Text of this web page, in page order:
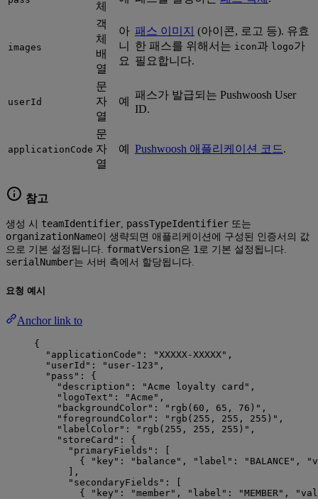
체
images
객
체
배
열
아
니
요
패스 이미지 (아이콘, 로고 등). 유효
한 패스를 위해서는 icon과 logo가
필요합니다.
userId
문
자
열
예
패스가 발급되는 Pushwoosh User
ID.
applicationCode
문
자
열
예 Pushwoosh 애플리케이션 코드.
참고
생성 시 teamIdentifier passTypeIdentifier 또는
organizationName이 생략되면 애플리케이션에 구성된 인증서의 값
으로 기본 설정됩니다. formatVersion은 1 로 기본 설정됩니다.
serialNumber는 서버 측에서 할당됩니다.
요청 예시
Anchor link to
{
"applicationCode" : " XXXXX-XXXXX" ,
"userId" : " user-123 " ,
"pass" : {
"description" : "Acme loyalty card " ,
"logoText" : "Acme " ,
"backgroundColor" : " rgb(60, 65, 76) " ,
"foregroundColor" : " rgb(255, 255, 255) " ,
"labelColor" : " rgb(255, 255, 255) " ,
"storeCard" : {
"primaryFields" : [
{
"key" : " balance " , "label" : " BALANCE " ,
],
"secondaryFields" : [
{
"key" : "member" , "label" : "MEMBER " ,